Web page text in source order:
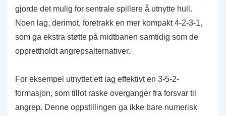
gjorde det mulig for sentrale spillere å utnytte hull.
Noen lag, derimot, foretrakk en mer kompakt 4-2-3-1,
som ga ekstra støtte på midtbanen samtidig som de
opprettholdt angrepsalternativer.
For eksempel utnyttet ett lag effektivt en 3-5-2-
formasjon, som tillot raske overganger fra forsvar til
angrep. Denne oppstillingen ga ikke bare numerisk